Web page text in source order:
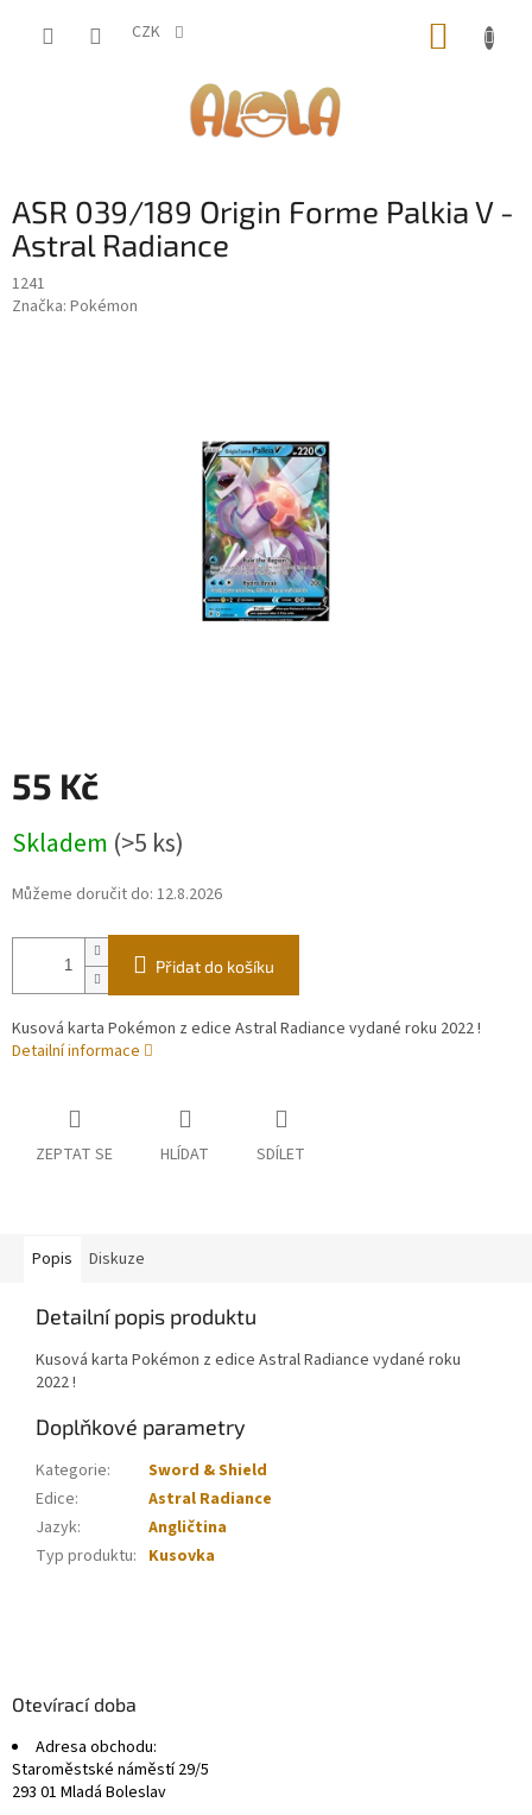
CZK
ASR 039/189 Origin Forme Palkia V -
Astral Radiance
1241
Značka: Pokémon
55 Kč
cena:
Skladem (>5 ks)
Můžeme doručit do: 12.8.2026
Přidat do košíku
Kusová karta Pokémon z edice Astral Radiance vydané roku 2022 !
Detailní informace
ZEPTAT SE HLÍDAT SDÍLET
Popis Diskuze
Detailní popis produktu
Kusová karta Pokémon z edice Astral Radiance vydané roku
2022 !
Doplňkové parametry
Kategorie:
Sword & Shield
Edice:
Astral Radiance
Jazyk:
Angličtina
Typ produktu: Kusovka
Otevírací doba
Adresa obchodu:
Staroměstské náměstí 29/5
293 01 Mladá Boleslav